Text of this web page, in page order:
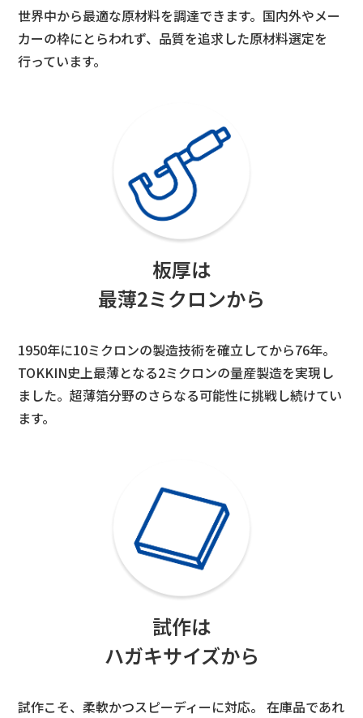
世界中から最適な原材料を調達できます。国内外やメー
カーの枠にとらわれず、品質を追求した原材料選定を
行っています。
板厚は
最薄2ミクロンから
1950年に10ミクロンの製造技術を確立してから76年。
TOKKIN史上最薄となる2ミクロンの量産製造を実現し
ました。超薄箔分野のさらなる可能性に挑戦し続けてい
ます。
試作は
ハガキサイズから
試作こそ、柔軟かつスピーディーに対応。 在庫品であれ